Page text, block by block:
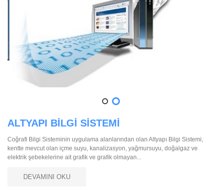
ALTYAPI BİLGİ SİSTEMİ
Coğrafi Bilgi Sisteminin uygulama alanlarından olan Altyapı Bilgi Sistemi,
kentte mevcut olan içme suyu, kanalizasyon, yağmursuyu, doğalgaz ve
elektrik şebekelerine ait grafik ve grafik olmayan...
DEVAMINI OKU